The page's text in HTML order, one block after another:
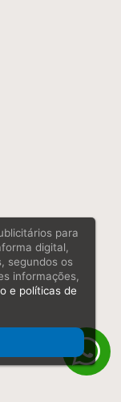
para
digital,
segundos os
informações,
e políticas de